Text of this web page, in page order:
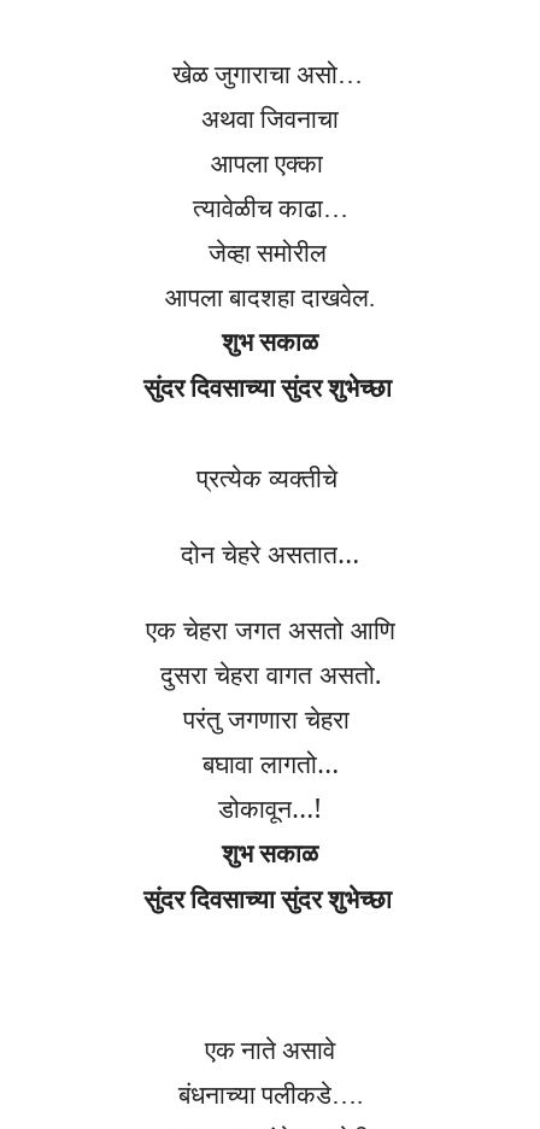
खेळ जुगाराचा असो…
अथवा जिवनाचा
आपला एक्का
त्यावेळीच काढा…
जेव्हा समोरील
आपला बादशहा दाखवेल.
शुभ सकाळ
सुंदर दिवसाच्या सुंदर शुभेच्छा
प्रत्येकव्यक्तीचे
दोन चेहरे असतात…
एकचेहराजगत असतो आणि
दुसराचेहरावागत असतो.
परंतु जगणाराचेहरा
बघावा लागतो…
डोकावून…!
शुभ सकाळ
सुंदर दिवसाच्या सुंदर शुभेच्छा
एक नाते असावे
बंधनाच्या पलीकडे….